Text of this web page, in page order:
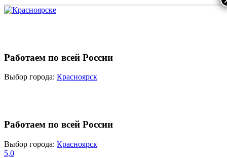
Работаем по всей России
Выбор города: Красноярск
Работаем по всей России
Выбор города: Красноярск
5,0